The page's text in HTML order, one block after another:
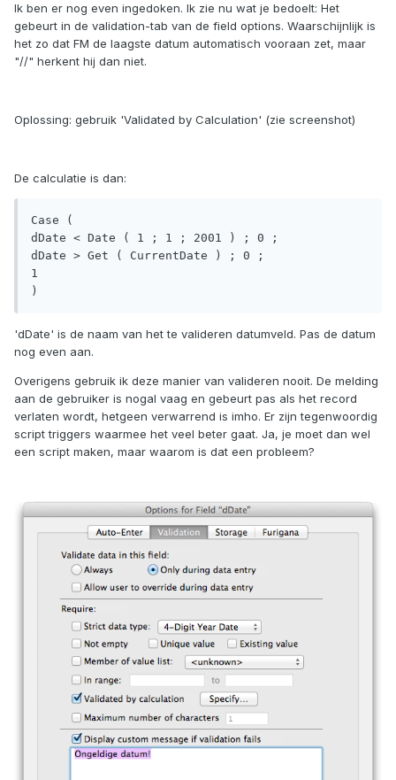
Ik ben er nog even ingedoken. Ik zie nu wat je bedoelt: Het
gebeurt in de validation-tab van de field options. Waarschijnlijk is
het zo dat FM de laagste datum automatisch vooraan zet, maar
"//" herkent hij dan niet.
Oplossing: gebruik 'Validated by Calculation' (zie screenshot)
De calculatie is dan:
Case (
dDate < Date ( 1 ; 1 ; 2001 ) ; 0 ;
dDate > Get ( CurrentDate ) ; 0 ;
1
)
'dDate' is de naam van het te valideren datumveld. Pas de datum
nog even aan.
Overigens gebruik ik deze manier van valideren nooit. De melding
aan de gebruiker is nogal vaag en gebeurt pas als het record
verlaten wordt, hetgeen verwarrend is imho. Er zijn tegenwoordig
script triggers waarmee het veel beter gaat. Ja, je moet dan wel
een script maken, maar waarom is dat een probleem?